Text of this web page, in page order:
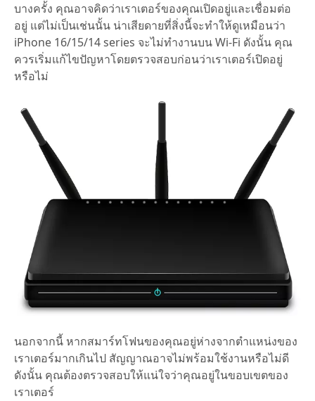
บางครั้ง คุณอาจคิดว่าเราเตอร์ของคุณเปิดอยู่และเชื่อมต่อ
อยู่ แต่ไม่เป็นเช่นนั้น น่าเสียดายที่สิ่งนี้จะทำให้ดูเหมือนว่า
iPhone 16/15/14 series จะไม่ทำงานบน Wi-Fi ดังนั้น คุณ
ควรเริ่มแก้ไขปัญหาโดยตรวจสอบก่อนว่าเราเตอร์เปิดอยู่
หรือไม่
นอกจากนี้ หากสมาร์ทโฟนของคุณอยู่ห่างจากตำแหน่งของ
เราเตอร์มากเกินไป สัญญาณอาจไม่พร้อมใช้งานหรือไม่ดี
ดังนั้น คุณต้องตรวจสอบให้แน่ใจว่าคุณอยู่ในขอบเขตของ
เราเตอร์